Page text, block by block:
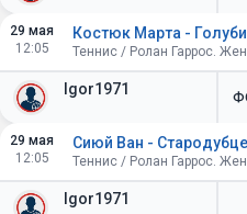
29 мая
12:05
Igor1971
Костюк Марта -
Теннис / Ролан Гаррос.
29 мая
12:05
Igor1971
Сиюй Ван -
Теннис / Ролан Гаррос.